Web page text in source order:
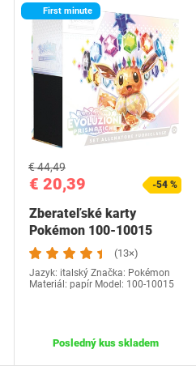
First minute
€ 20,39
€ 44,49
-54 %
Zberateľské karty
Pokémon 100-10015
(13×)
Jazyk: italský Značka: Pokémon
Materiál: papír Model: 100-10015
Posledný kus skladem